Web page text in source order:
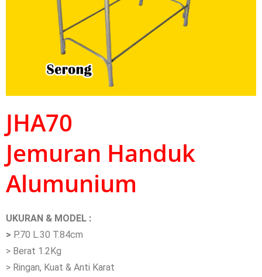
JHA70
Jemuran Handuk
Alumunium
UKURAN & MODEL :
> P.70 L.30 T.84cm
> Berat 1.2Kg
> Ringan, Kuat & Anti Karat